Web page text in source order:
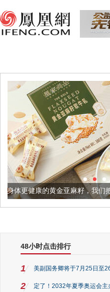
亚麻籽，我们把它加到了牛轧糖
48小时点击排行
1 美副国务卿将于7月25日至
2 定了！2032年夏季奥运会